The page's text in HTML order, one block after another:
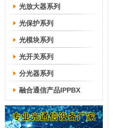
光放大器系列
光保护系列
光模块系列
光开关系列
分光器系列
融合通信产品IPPBX